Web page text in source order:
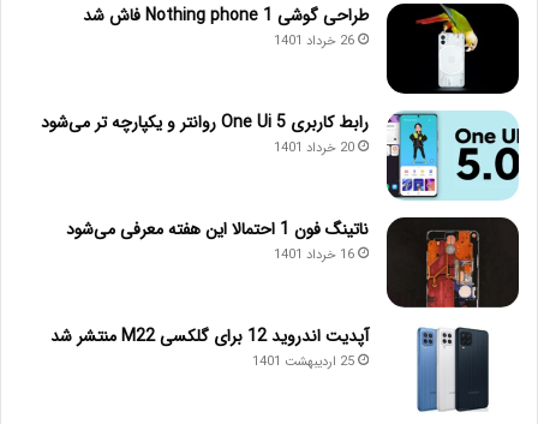
طراحی گوشی Nothing phone 1 فاش شد
26 خرداد 1401
رابط کاربری One Ui 5 روانتر و یکپارچه تر می‌شود
20 خرداد 1401
ناتینگ فون 1 احتمالا این هفته معرفی می‌شود
16 خرداد 1401
آپدیت اندروید 12 برای گلکسی M22 منتشر شد
25 اردیبهشت 1401